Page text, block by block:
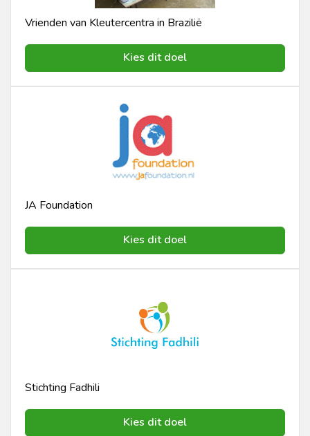
Vrienden van Kleutercentra in Brazilië
Kies dit doel
JA Foundation
Kies dit doel
Stichting Fadhili
Kies dit doel